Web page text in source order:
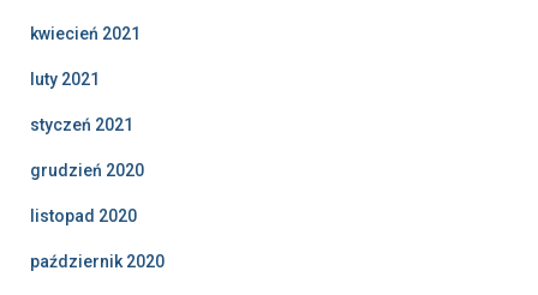
kwiecień 2021
luty 2021
styczeń 2021
grudzień 2020
listopad 2020
październik 2020